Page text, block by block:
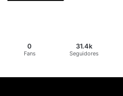
0
Fans
31.4k
Seguidores